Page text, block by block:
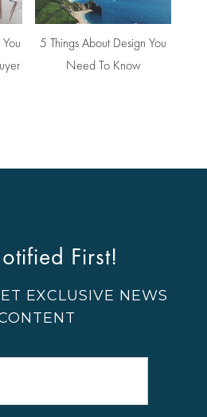
5 Things About Design You
Need To Know
First!
EXCLUSIVE NEWS